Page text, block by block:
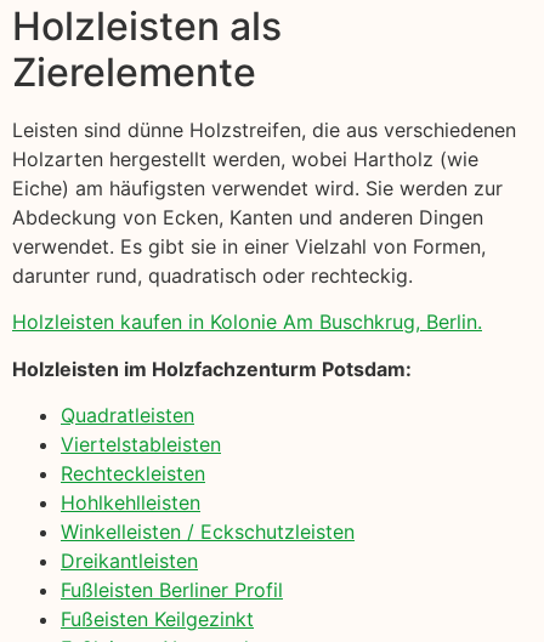
Holzleisten als
Zierelemente
Leisten sind dünne Holzstreifen, die aus verschiedenen
Holzarten hergestellt werden, wobei Hartholz (wie
Eiche) am häufigsten verwendet wird. Sie werden zur
Abdeckung von Ecken, Kanten und anderen Dingen
verwendet. Es gibt sie in einer Vielzahl von Formen,
darunter rund, quadratisch oder rechteckig.
Holzleisten kaufen in Kolonie Am Buschkrug, Berlin.
Holzleisten im Holzfachzenturm Potsdam:
Quadratleisten
Viertelstableisten
Rechteckleisten
Hohlkehlleisten
Winkelleisten / Eckschutzleisten
Dreikantleisten
Fußleisten Berliner Profil
Fußeisten Keilgezinkt